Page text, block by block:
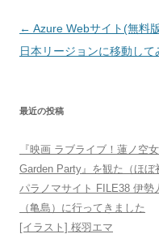
投
稿
ゲ
ー
シ
ョ
ン
← Azure Webサイト(無料
日本リージョンに移動して
最近の投稿
『映画 ラブライブ！蓮ノ空
Garden Party』を観た（ほぼ
パラノマサイト FILE38 伊勢
（亀島）に行ってきました
[イラスト] 桜羽エマ